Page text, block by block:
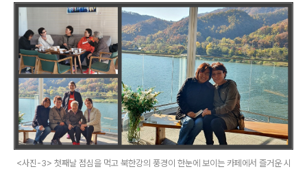
<사진-3> 첫째날 점심을 먹고 북한강의 풍경이 한눈에 보이는 카페에서 즐거운 시